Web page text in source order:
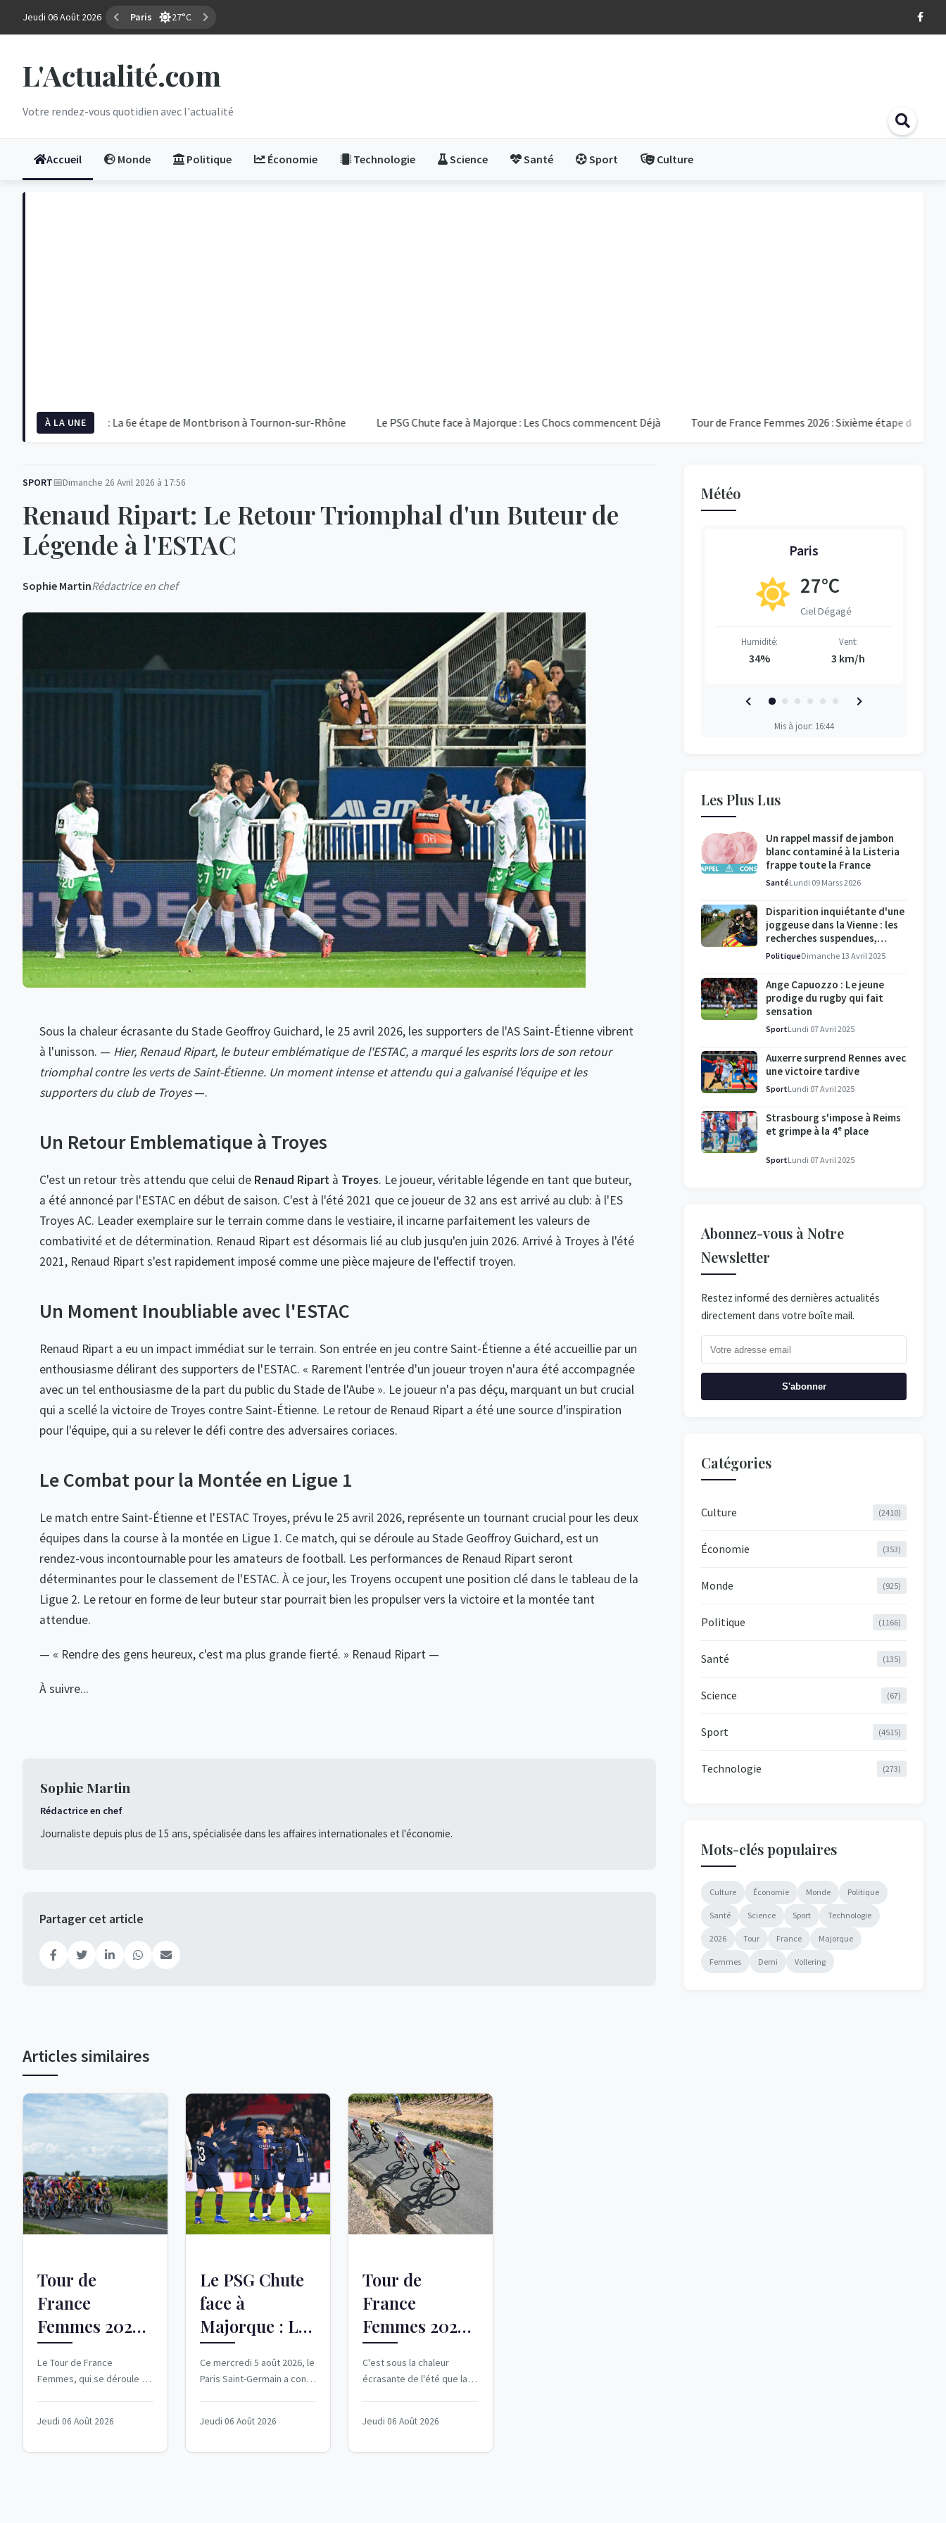
Jeudi 06 Août 2026 Marseille 34°C
L'Actualité.com
Votre rendez-vous quotidien avec l'actualité
Accueil Monde Politique Économie Technologie Science Santé Sport Culture
À LA UNE
2026 : La 6e étape de Montbrison à Tournon-sur-Rhône Le PSG Chute face à Majorque : Les Chocs commencent Déjà Tour de France Femmes 2026 : Sixième étape décisive à Mont
SPORT Dimanche 26 Avril 2026 à 17:56
Renaud Ripart: Le Retour Triomphal d'un Buteur de
Légende à l'ESTAC
Sophie MartinRédactrice en chef
Sous la chaleur écrasante du Stade Geoffroy Guichard, le 25 avril 2026, les supporters de l'AS Saint-Étienne vibrent
à l'unisson. — Hier, Renaud Ripart, le buteur emblématique de l'ESTAC, a marqué les esprits lors de son retour
triomphal contre les verts de Saint-Étienne. Un moment intense et attendu qui a galvanisé l'équipe et les
supporters du club de Troyes—.
Un Retour Emblematique à Troyes
C'est un retour très attendu que celui de Renaud Ripart à Troyes. Le joueur, véritable légende en tant que buteur,
a été annoncé par l'ESTAC en début de saison. C'est à l'été 2021 que ce joueur de 32 ans est arrivé au club: à l'ES
Troyes AC. Leader exemplaire sur le terrain comme dans le vestiaire, il incarne parfaitement les valeurs de
combativité et de détermination. Renaud Ripart est désormais lié au club jusqu'en juin 2026. Arrivé à Troyes à l'été
2021, Renaud Ripart s'est rapidement imposé comme une pièce majeure de l'effectif troyen.
Un Moment Inoubliable avec l'ESTAC
Renaud Ripart a eu un impact immédiat sur le terrain. Son entrée en jeu contre Saint-Étienne a été accueillie par un
enthousiasme délirant des supporters de l'ESTAC. « Rarement l'entrée d'un joueur troyen n'aura été accompagnée
avec un tel enthousiasme de la part du public du Stade de l'Aube ». Le joueur n'a pas déçu, marquant un but crucial
qui a scellé la victoire de Troyes contre Saint-Étienne. Le retour de Renaud Ripart a été une source d'inspiration
pour l'équipe, qui a su relever le défi contre des adversaires coriaces.
Le Combat pour la Montée en Ligue 1
Le match entre Saint-Étienne et l'ESTAC Troyes, prévu le 25 avril 2026, représente un tournant crucial pour les deux
équipes dans la course à la montée en Ligue 1. Ce match, qui se déroule au Stade Geoffroy Guichard, est un
rendez-vous incontournable pour les amateurs de football. Les performances de Renaud Ripart seront
déterminantes pour le classement de l'ESTAC. À ce jour, les Troyens occupent une position clé dans le tableau de la
Ligue 2. Le retour en forme de leur buteur star pourrait bien les propulser vers la victoire et la montée tant
attendue.
— « Rendre des gens heureux, c'est ma plus grande fierté. » Renaud Ripart —
À suivre...
Sophie Martin
Rédactrice en chef
Journaliste depuis plus de 15 ans, spécialisée dans les affaires internationales et l'économie.
Partager cet article
Articles similaires
Tour de
France
Femmes 2026 :
La 6e étape de
Montbrison à
Rhône
Le Tour de France
Femmes, qui se déroule du
majestueux et des villes...
Jeudi 06 Août 2026
Le PSG Chute
face à
Majorque : Les
Chocs
commencent
Ce mercredi 5 août 2026, le
Paris Saint-Germain a connu
préparation...
Jeudi 06 Août 2026
Tour de
France
Femmes 2026 :
Sixième étape
décisive à
C'est sous la chaleur
écrasante de l'été que la
déroulée,...
Jeudi 06 Août 2026
Météo
Paris
27°C
Ciel Dégagé
Humidité:
34%
Vent:
3 km/h
Humidité:
41%
Mis à jour: 16:44
Les Plus Lus
Un rappel massif de jambon
blanc contaminé à la Listeria
frappe toute la France
SantéLundi 09 Marss 2026
Disparition inquiétante d'une
joggeuse dans la Vienne : les
recherches suspendues,
l'enquête se poursuit
PolitiqueDimanche 13 Avril 2025
Ange Capuozzo : Le jeune
prodige du rugby qui fait
sensation
SportLundi 07 Avril 2025
Auxerre surprend Rennes avec
une victoire tardive
SportLundi 07 Avril 2025
Strasbourg s'impose à Reims
et grimpe à la 4ᵉ place
SportLundi 07 Avril 2025
Abonnez-vous à Notre
Newsletter
Restez informé des dernières actualités
directement dans votre boîte mail.
S'abonner
Catégories
Culture (2410)
Économie (353)
Monde (925)
Politique (1166)
Santé (135)
Science (67)
Sport (4515)
Technologie (273)
Mots-clés populaires
Culture Économie Monde Politique
Santé Science Sport Technologie
2026 Tour France Majorque
Femmes Demi Vollering